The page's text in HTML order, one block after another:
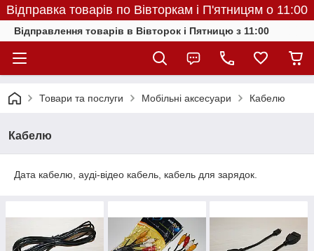
Відправка товарів по Вівторкам і П'ятницям о 11:00
Відправлення товарів в Вівторок і Пятницю з 11:00
Товари та послуги Мобільні аксесуари Кабелю
Кабелю
Дата кабелю, ауді-відео кабель, кабель для зарядок.